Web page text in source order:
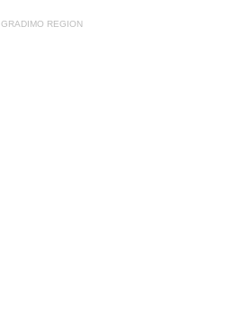
GRADIMO REGION